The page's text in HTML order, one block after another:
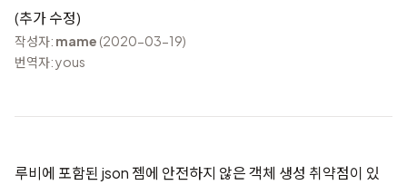
(추가 수정)
작성자: mame (2020-03-19)
번역자: yous
루비에 포함된 json 젬에 안전하지 않은 객체 생성 취약점이 있